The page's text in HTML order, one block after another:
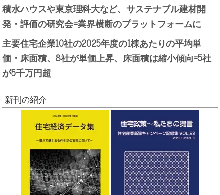
積水ハウスや東京理科大など、サステナブル建材開
発・評価の研究会=業界横断のプラットフォームに
主要住宅企業10社の2025年度の1棟あたりの平均単
価・床面積、8社が単価上昇、床面積は縮小傾向=5社
が5千万円超
新刊の紹介